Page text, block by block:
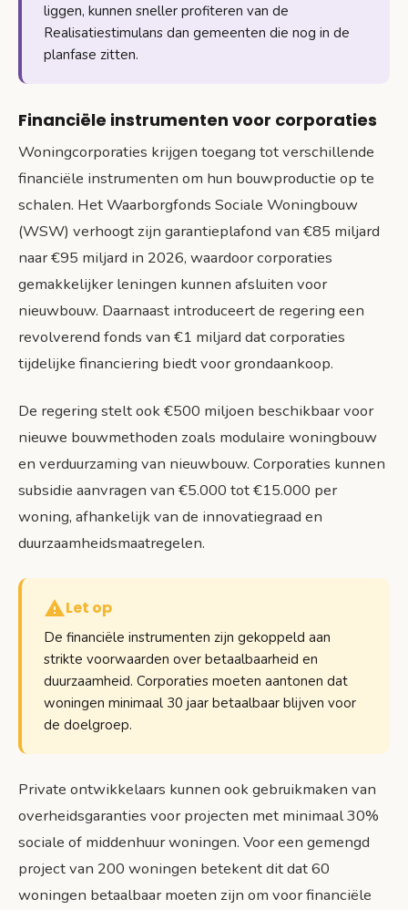
liggen, kunnen sneller profiteren van de
Realisatiestimulans dan gemeenten die nog in de
planfase zitten.
Financiële instrumenten voor corporaties
Woningcorporaties krijgen toegang tot verschillende
financiële instrumenten om hun bouwproductie op te
schalen. Het Waarborgfonds Sociale Woningbouw
(WSW) verhoogt zijn garantieplafond van €85 miljard
naar €95 miljard in 2026, waardoor corporaties
gemakkelijker leningen kunnen afsluiten voor
nieuwbouw. Daarnaast introduceert de regering een
revolverend fonds van €1 miljard dat corporaties
tijdelijke financiering biedt voor grondaankoop.
De regering stelt ook €500 miljoen beschikbaar voor
nieuwe bouwmethoden zoals modulaire woningbouw
en verduurzaming van nieuwbouw. Corporaties kunnen
subsidie aanvragen van €5.000 tot €15.000 per
woning, afhankelijk van de innovatiegraad en
duurzaamheidsmaatregelen.
Let op
De financiële instrumenten zijn gekoppeld aan
strikte voorwaarden over betaalbaarheid en
duurzaamheid. Corporaties moeten aantonen dat
woningen minimaal 30 jaar betaalbaar blijven voor
de doelgroep.
Private ontwikkelaars kunnen ook gebruikmaken van
overheidsgaranties voor projecten met minimaal 30%
sociale of middenhuur woningen. Voor een gemengd
project van 200 woningen betekent dit dat 60
woningen betaalbaar moeten zijn om voor financiële